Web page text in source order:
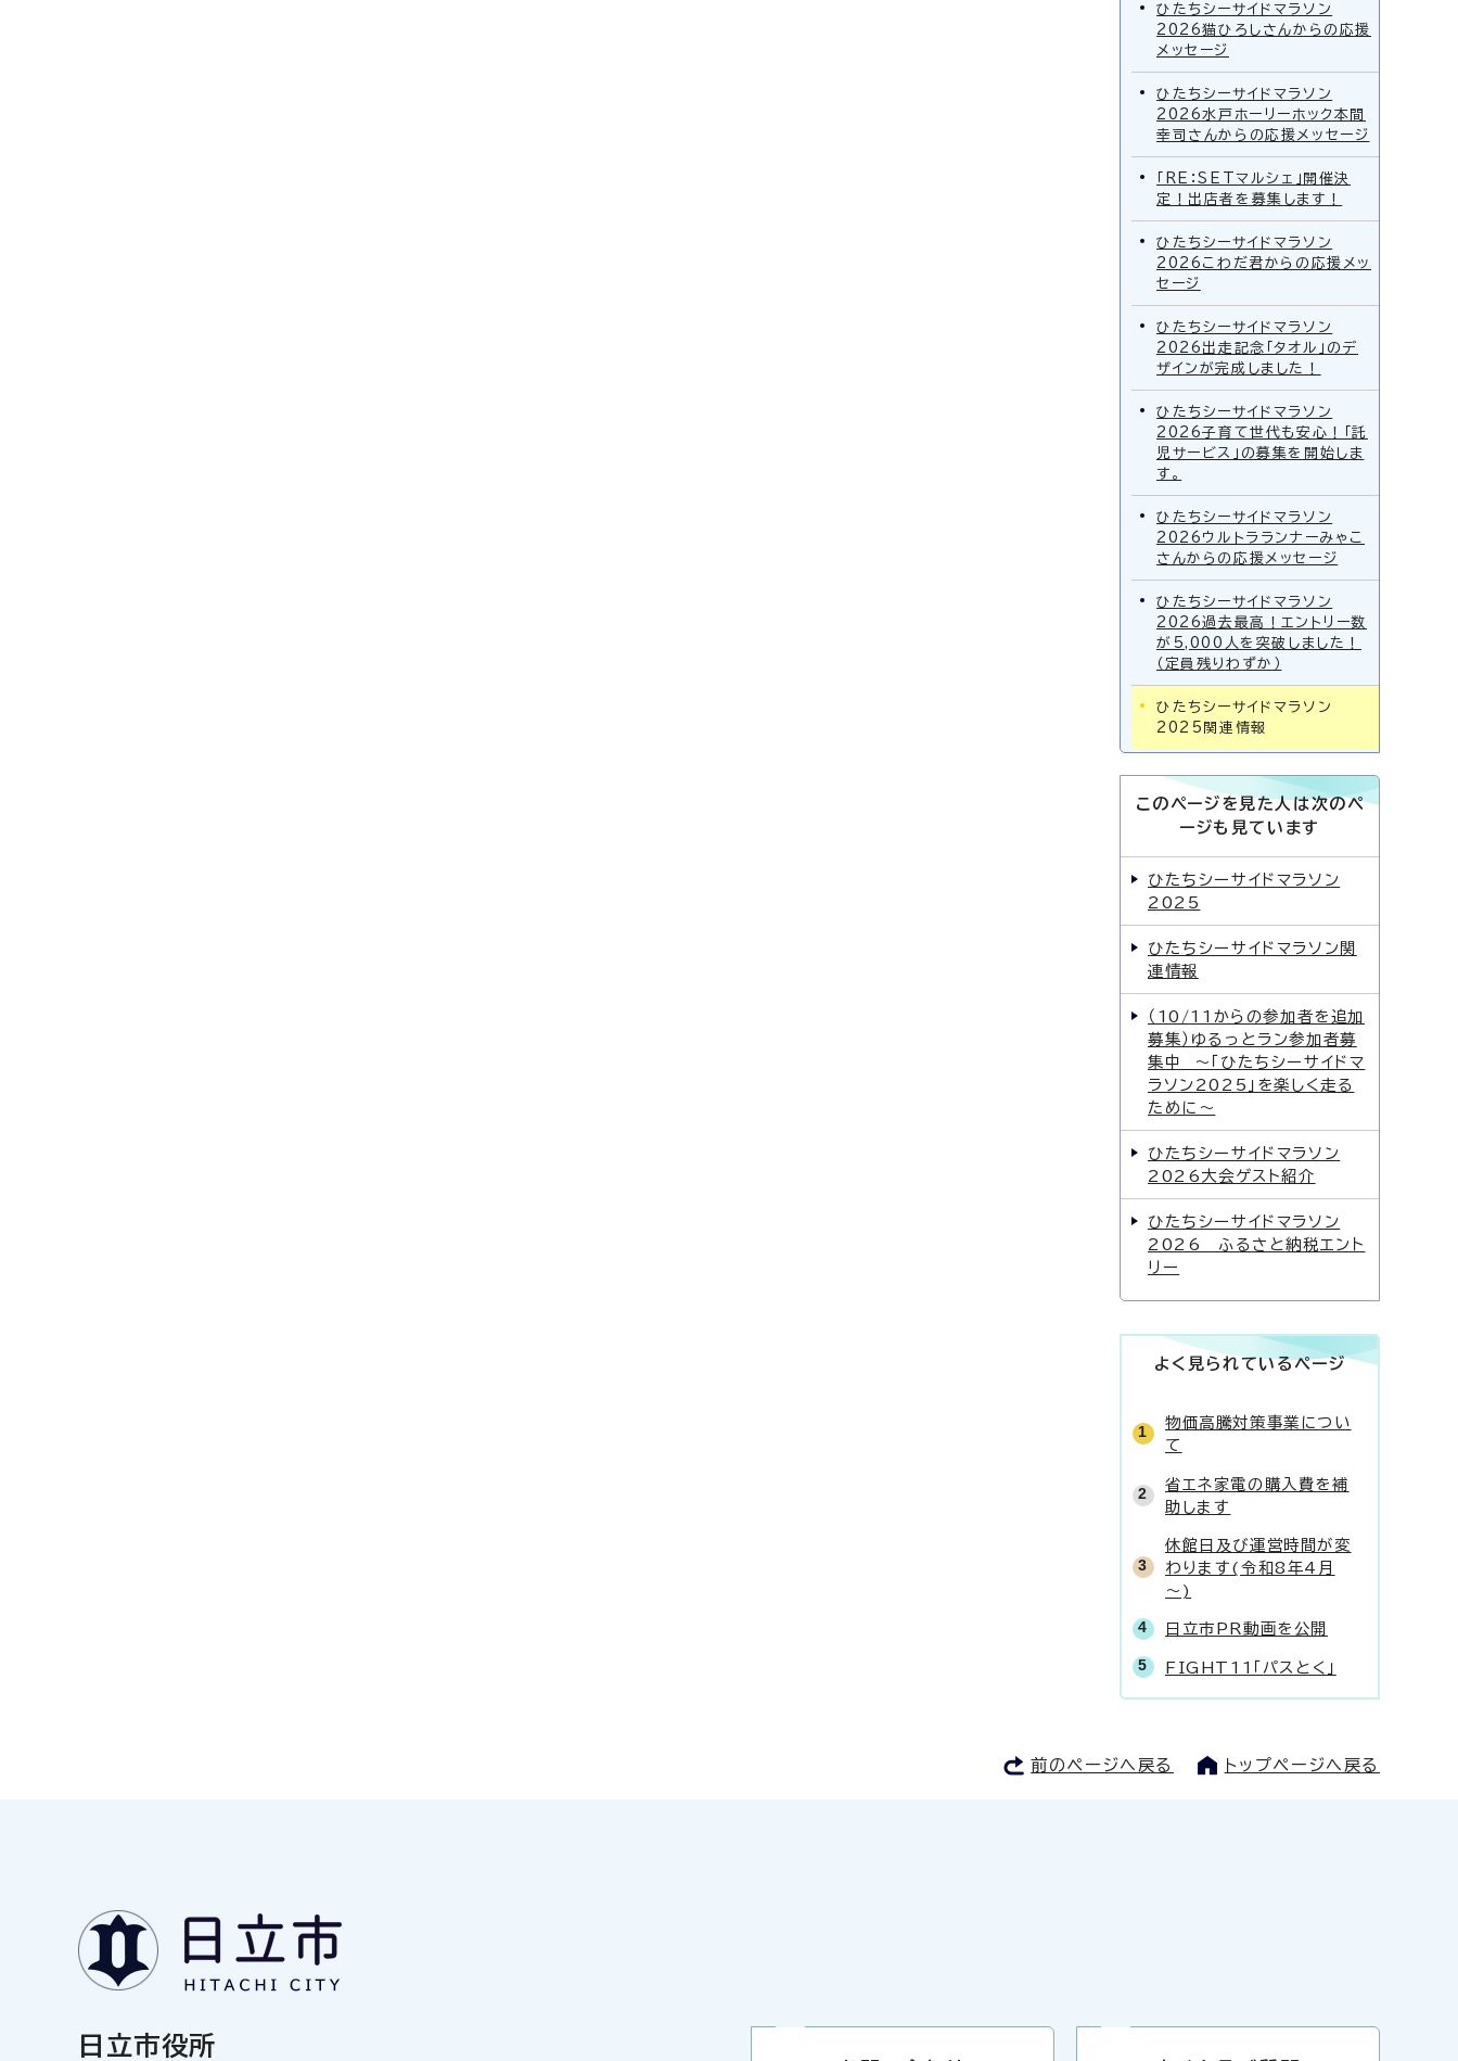
ひたちシーサイドマラソン
2026猫ひろしさんからの応援
メッセージ
ひたちシーサイドマラソン
2026水戸ホーリーホック本間
幸司さんからの応援メッセージ
「RE：SETマルシェ」開催決
定！出店者を募集します！
ひたちシーサイドマラソン
2026こわだ君からの応援メッ
セージ
ひたちシーサイドマラソン
2026出走記念「タオル」のデ
ザインが完成しました！
ひたちシーサイドマラソン
2026子育て世代も安心！「託
児サービス」の募集を開始しま
す。
ひたちシーサイドマラソン
2026ウルトラランナーみゃこ
さんからの応援メッセージ
ひたちシーサイドマラソン
2026過去最高！エントリー数
が5,000人を突破しました！
（定員残りわずか）
ひたちシーサイドマラソン
2025関連情報
このページを見た人は次のペ
ージも見ています
ひたちシーサイドマラソン
2025
ひたちシーサイドマラソン関
連情報
（10/11からの参加者を追加
募集）ゆるっとラン参加者募
集中 〜「ひたちシーサイドマ
ラソン2025」を楽しく走る
ために〜
ひたちシーサイドマラソン
2026大会ゲスト紹介
ひたちシーサイドマラソン
2026 ふるさと納税エント
リー
よく見られているページ
物価高騰対策事業につい
て
省エネ家電の購入費を補
助します
休館日及び運営時間が変
わります(令和8年4月
～)
日立市PR動画を公開
FIGHT11「パスとく」
前のページへ戻る トップページへ戻る
日立市役所